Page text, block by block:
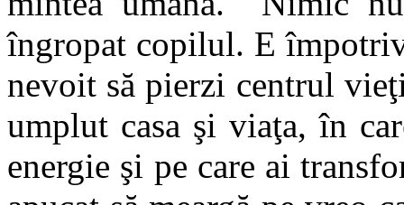
îngropat copilul. E
nevoit să pierzi centrul
umplut casa şi viaţa, în
energie şi pe care ai